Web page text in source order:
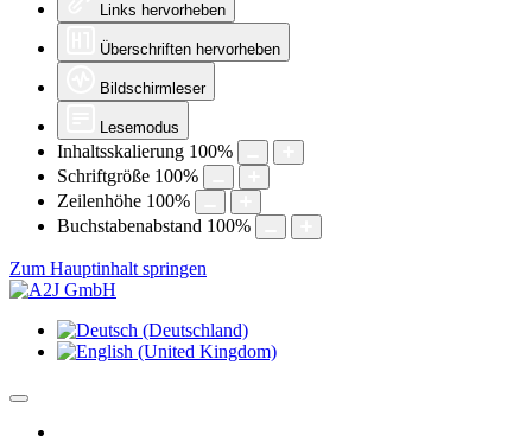
Links hervorheben
Überschriften hervorheben
Bildschirmleser
Lesemodus
Inhaltsskalierung 100%
Schriftgröße 100%
Zeilenhöhe 100%
Buchstabenabstand 100%
Zum Hauptinhalt springen